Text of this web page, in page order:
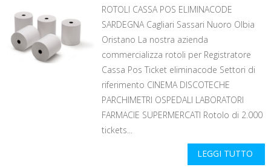
ROTOLI CASSA POS ELIMINACODE
SARDEGNA Cagliari Sassari Nuoro Olbia
Oristano La nostra azienda
commercializza rotoli per Registratore
Cassa Pos Ticket eliminacode Settori di
riferimento CINEMA DISCOTECHE
PARCHIMETRI OSPEDALI LABORATORI
FARMACIE SUPERMERCATI Rotolo di 2.000
tickets...
LEGGI TUTTO